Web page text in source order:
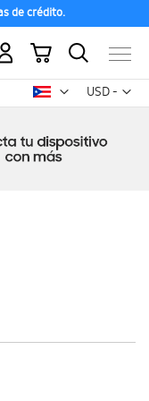
de crédito.
USD -
dólar
Mi carrito